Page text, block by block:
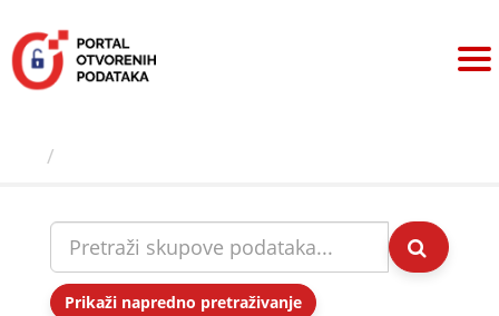
sadržaj
Prikaži napredno pretraživanje